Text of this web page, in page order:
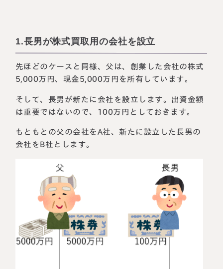
1.長男が株式買取用の会社を設立
先ほどのケースと同様、父は、創業した会社の株式
5,000万円、現金5,000万円を所有しています。
そして、長男が新たに会社を設立します。出資金額
は重要ではないので、100万円としておきます。
もともとの父の会社をA社、新たに設立した長男の
会社をB社とします。